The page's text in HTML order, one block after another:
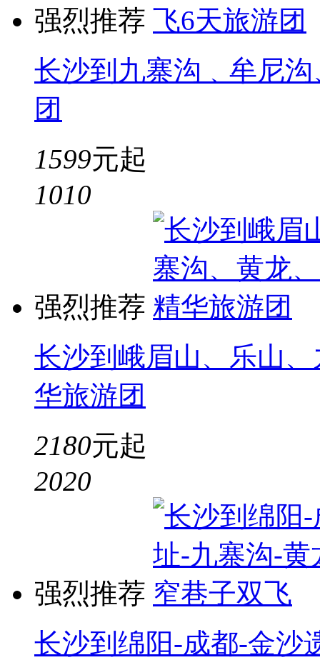
强烈推荐
长沙到九寨沟﹑牟尼
团
1599元起
1010
强烈推荐
长沙到峨眉山、乐山
华旅游团
2180元起
2020
强烈推荐
长沙到绵阳-成都-金沙